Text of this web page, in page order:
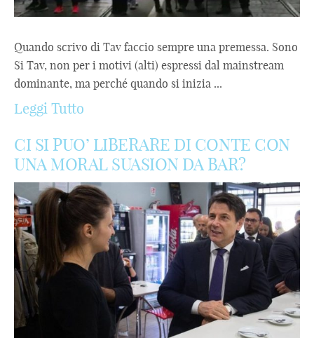
Quando scrivo di Tav faccio sempre una premessa. Sono
Si Tav, non per i motivi (alti) espressi dal mainstream
dominante, ma perché quando si inizia ...
Leggi Tutto
CI SI PUO’ LIBERARE DI CONTE CON
UNA MORAL SUASION DA BAR?